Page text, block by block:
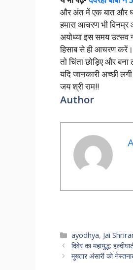
और अंत में एक बात और
हमारा आचरण भी विनम्र
अयोध्या इस समय उत्सव
हिसाब से ही आचरण करें।
तो चिंता छोड़िए और
यदि जानकारी अच्छी
जय श्री राम!!
Author
Categories
ayodhya, Jai
दिवेर का महायुद्ध:
मुख्तार अंसारी को